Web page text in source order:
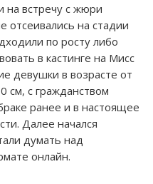
на встречу с жюри
отсеивались на стадии
по росту либо
в кастинге на Мисс
девушки в возрасте от
см, с гражданством
ранее и в настоящее
Далее начался
думать над
онлайн.